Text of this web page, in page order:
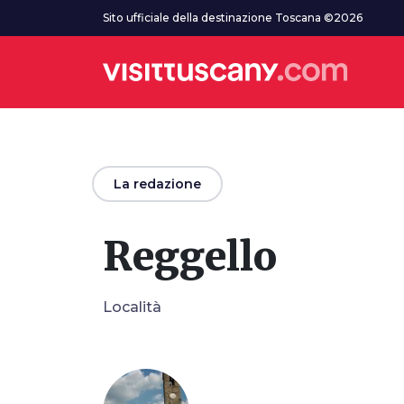
Vai al contenuto principaleSito ufficiale della destinazione Toscana ©2026
arrow_backLa redazione
Reggello
Località